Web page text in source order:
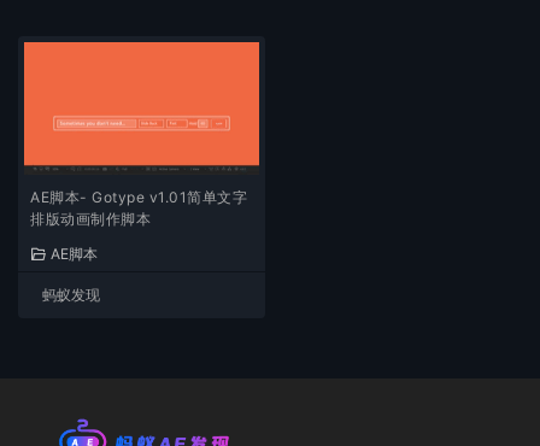
AE脚本- Gotype v1.01简单文字
排版动画制作脚本
AE脚本
蚂蚁发现